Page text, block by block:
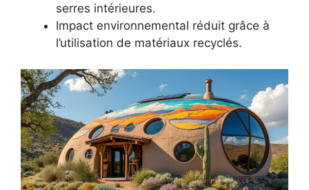
serres intérieures.
Impact environnemental réduit grâce à
l’utilisation de matériaux recyclés.